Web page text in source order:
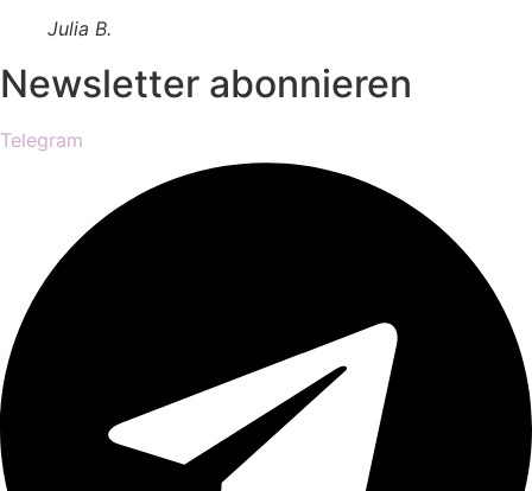
Julia B.
Newsletter abonnieren
Telegram